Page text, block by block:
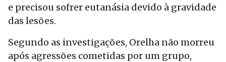
e precisou sofrer eutanásia devido à gravidade
das lesões.
Segundo as investigações, Orelha não morreu
após agressões cometidas por um grupo,